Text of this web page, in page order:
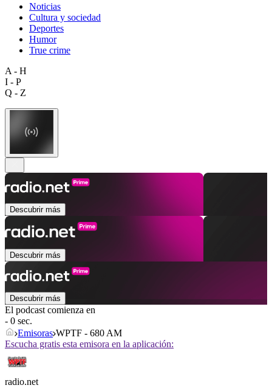
Noticias
Cultura y sociedad
Deportes
Humor
True crime
A - H
I - P
Q - Z
Descubrir más
Descubrir más
Descubrir más
El podcast comienza en
- 0 sec.
Emisoras WPTF - 680 AM
Escucha gratis esta emisora en la aplicación:
radio.net